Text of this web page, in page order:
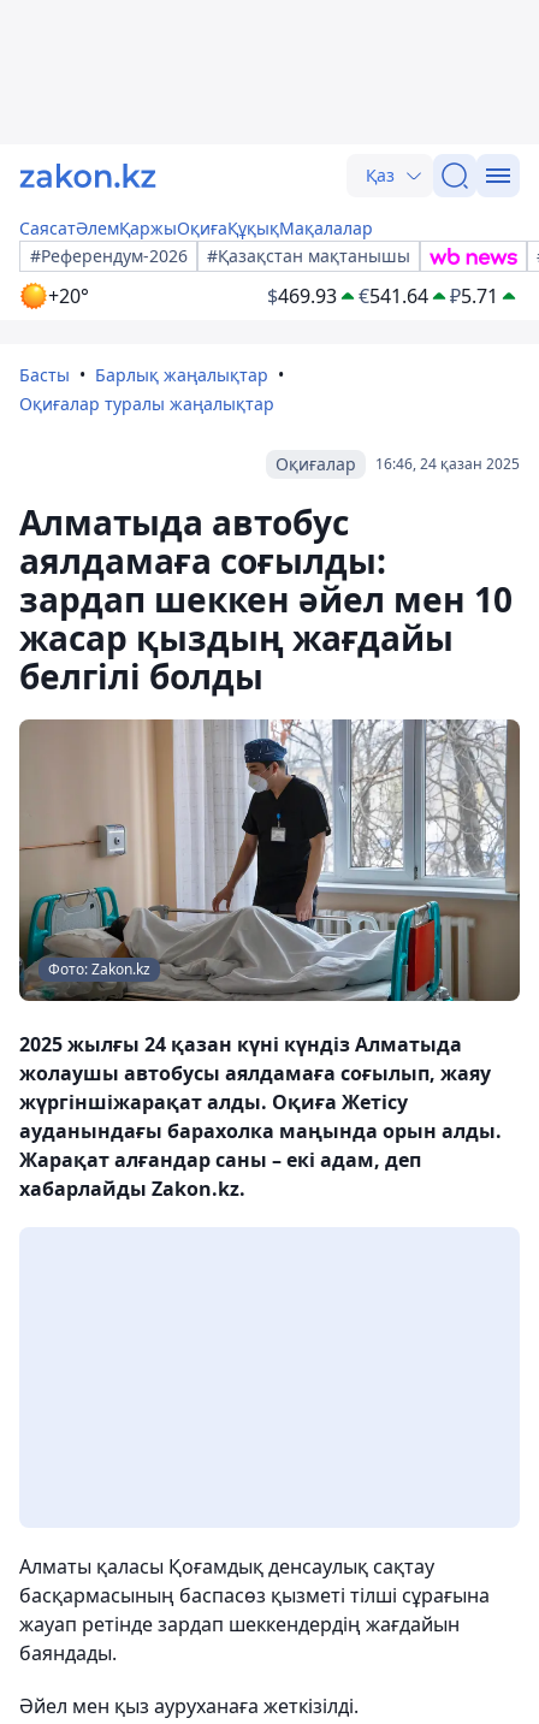
Қаз
СаясатӘлемҚаржыОқиғаҚұқықМақалалар
#Референдум-2026
#Қазақстан мақтанышы
+20° $469.93 €541.64 ₽5.71
Басты
Барлық жаңалықтар
Оқиғалар туралы жаңалықтар
16:46, 24 қазан 2025
Оқиғалар
Алматыда автобус
аялдамаға соғылды:
зардап шеккен әйел мен 10
жасар қыздың жағдайы
белгілі болды
Фото: Zakon.kz
2025 жылғы 24 қазан күні күндіз Алматыда
жолаушы автобусы аялдамаға соғылып, жаяу
жүргіншіжарақат алды. Оқиға Жетісу
ауданындағы барахолка маңында орын алды.
Жарақат алғандар саны – екі адам, деп
хабарлайды Zakon.kz.
Алматы қаласы Қоғамдық денсаулық сақтау
басқармасының баспасөз қызметі тілші сұрағына
жауап ретінде зардап шеккендердің жағдайын
баяндады.
Әйел мен қыз ауруханаға жеткізілді.